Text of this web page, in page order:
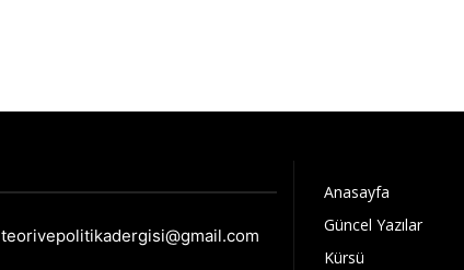
teorivepolitikadergisi@gmail.com
Anasayfa
Güncel Yazılar
Kürsü